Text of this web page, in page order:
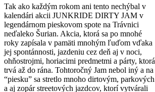
Tak ako každým rokom ani tento nechýbal v
kalendári akcii JUNKRIDE DIRTY JAM v
legendárnom pieskovom spote na Trávnici
neďaleko Šurian. Akcia, ktorá sa po mnohé
roky zapísala v pamäti mnohým ľuďom vďaka
jej spontánnosti, jazdeniu cez deň aj v noci,
ohňostrojmi, horiacimi predmetmi a párty, ktorá
trvá až do rána. Tohtoročný Jam nebol iný a na
“piesku” sa stretlo mnoho dirtovým, parkových
a aj zopár streetových jazdcov, ktorí vytvárali